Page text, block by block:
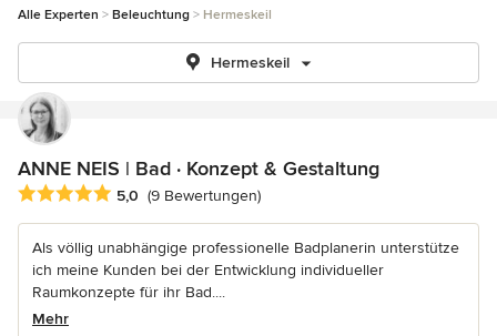
Alle Experten Beleuchtung Hermeskeil
Hermeskeil
ANNE NEIS | Bad · Konzept & Gestaltung
Durchschnittliche Bewertung: 5 von 5 Sternen
5,0 (9 Bewertungen)
Als völlig unabhängige professionelle Badplanerin unterstütze
ich meine Kunden bei der Entwicklung individueller
Raumkonzepte für ihr Bad....
Mehr